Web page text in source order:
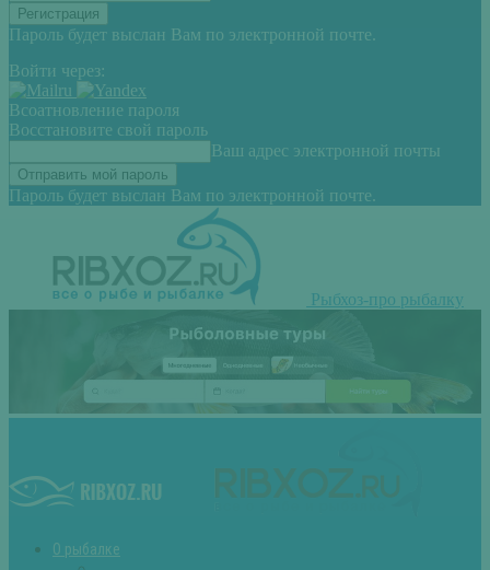
Пароль будет выслан Вам по электронной почте.
Войти через:
Всоатновление пароля
Восстановите свой пароль
Ваш адрес электронной почты
Пароль будет выслан Вам по электронной почте.
Рыбхоз-про рыбалку
О рыбалке